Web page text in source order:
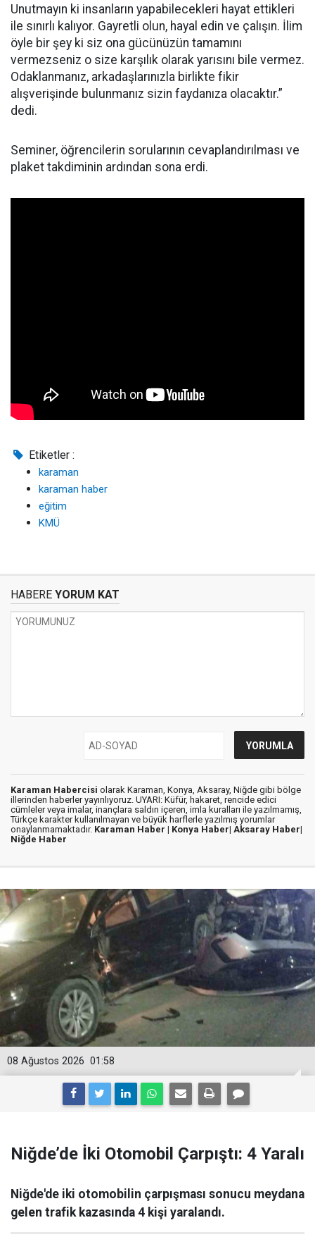
Unutmayın ki insanların yapabilecekleri hayat ettikleri
ile sınırlı kalıyor. Gayretli olun, hayal edin ve çalışın. İlim
öyle bir şey ki siz ona gücünüzün tamamını
vermezseniz o size karşılık olarak yarısını bile vermez.
Odaklanmanız, arkadaşlarınızla birlikte fikir
alışverişinde bulunmanız sizin faydanıza olacaktır.”
dedi.
Seminer, öğrencilerin sorularının cevaplandırılması ve
plaket takdiminin ardından sona erdi.
Etiketler :
karaman
karaman haber
eğitim
KMÜ
HABERE YORUM KAT
Karaman Habercisi olarak Karaman, Konya, Aksaray, Niğde gibi bölge
illerinden haberler yayınlıyoruz. UYARI: Küfür, hakaret, rencide edici
cümleler veya imalar, inançlara saldırı içeren, imla kuralları ile yazılmamış,
Türkçe karakter kullanılmayan ve büyük harflerle yazılmış yorumlar
onaylanmamaktadır. Karaman Haber | Konya Haber| Aksaray Haber|
Niğde Haber
01:58
08 Ağustos 2026
Niğde’de İki Otomobil Çarpıştı: 4 Yaralı
Niğde'de iki otomobilin çarpışması sonucu meydana
gelen trafik kazasında 4 kişi yaralandı.